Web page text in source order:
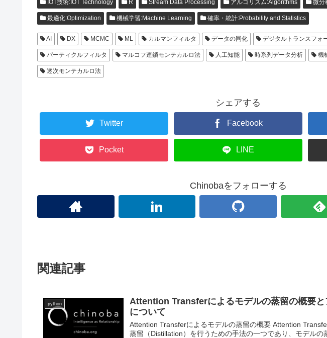
IOT技術:IOT Technology R Stream Data Processing アルゴリズム:Algorithms 微分
最適化:Optimization 機械学習:Machine Learning 確率・統計:Probability and Statistics
AI DX MCMC ML カルマンフィルタ データの同化 デジタルトランスフォ
パーティクルフィルタ マルコフ連鎖モンテカルロ法 人工知能 時系列データ分析 機
逐次モンテカルロ法
シェアする
Twitter Facebook
Pocket LINE
Chinobaをフォローする
関連記事
python
Attention Transferによるモデルの蒸留の概要と
について
Attention Transferによるモデルの蒸留の概要 Attention
蒸留（Distillation）を行うための手法の一つであり、モデルの